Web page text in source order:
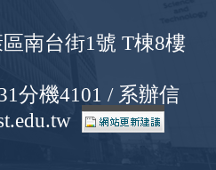
南台街1號 T棟8樓
分機4101 / 系辦信